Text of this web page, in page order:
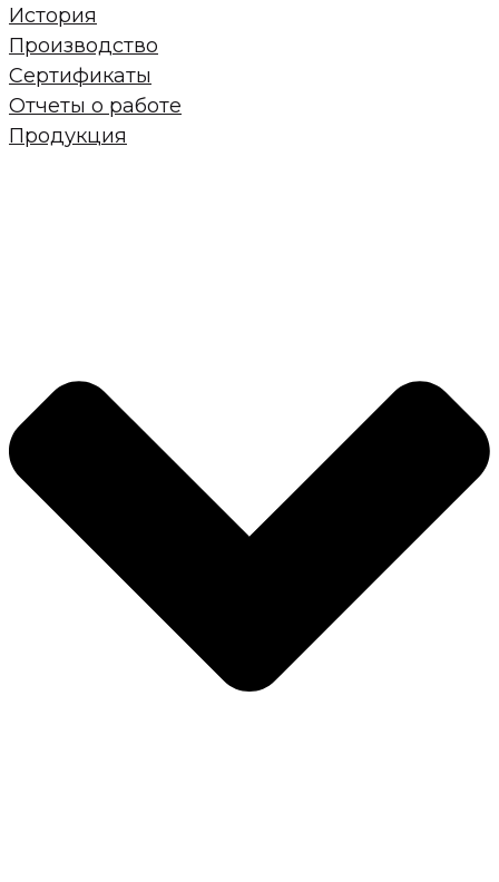
История
Производство
Сертификаты
Отчеты о работе
Продукция